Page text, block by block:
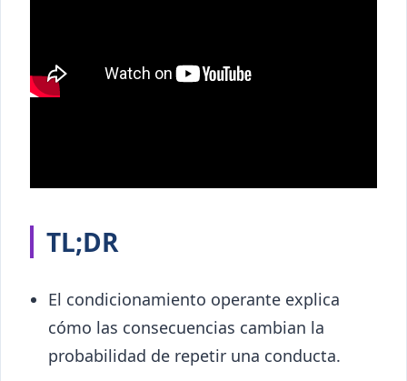
TL;DR
El condicionamiento operante explica
cómo las consecuencias cambian la
probabilidad de repetir una conducta.